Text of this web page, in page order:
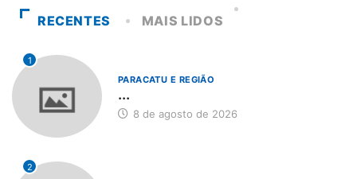
RECENTES MAIS LIDOS
1
PARACATU E REGIÃO
...
8 de agosto de 2026
2